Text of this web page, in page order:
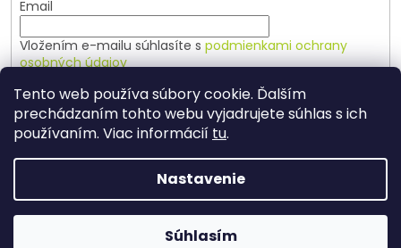
Tento web používa súbory cookie. Ďalším
prechádzaním tohto webu vyjadrujete súhlas s ich
používaním. Viac informácií tu.
Nastavenie
Súhlasím
Email
Vložením e-mailu súhlasíte s podmienkami ochrany
osobných údajov
PRIHLÁSIŤ SA
Vytvoril Shoptet
Agrochov. Všetky práva vyhradené.